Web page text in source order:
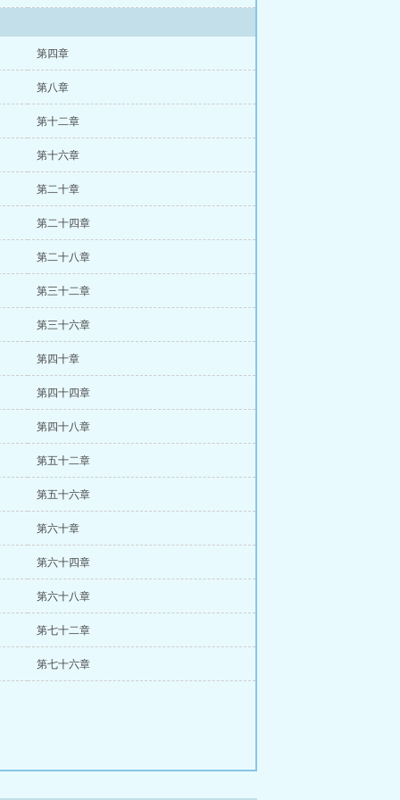
第四章
第八章
第十二章
第十六章
第二十章
第二十四章
第二十八章
第三十二章
第三十六章
第四十章
第四十四章
第四十八章
第五十二章
第五十六章
第六十章
第六十四章
第六十八章
第七十二章
第七十六章